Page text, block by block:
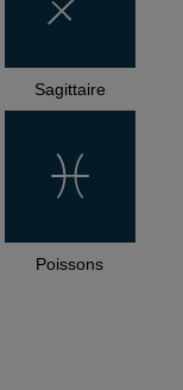
Sagittaire
Poissons